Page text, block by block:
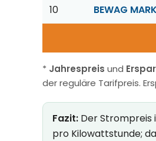
10
BEWAG
* Jahrespreis und
der reguläre Tarifpreis.
Fazit: Der Strompreis
pro Kilowattstunde;